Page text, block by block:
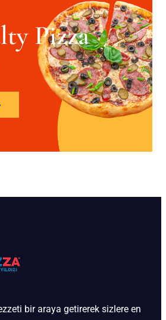
Pizza
bir araya getirerek sizlere en